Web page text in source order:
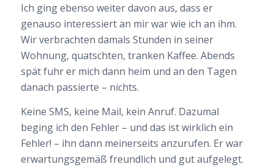
Ich ging ebenso weiter davon aus, dass er
genauso interessiert an mir war wie ich an ihm.
Wir verbrachten damals Stunden in seiner
Wohnung, quatschten, tranken Kaffee. Abends
spät fuhr er mich dann heim und an den Tagen
danach passierte – nichts.
Keine SMS, keine Mail, kein Anruf. Dazumal
beging ich den Fehler – und das ist wirklich ein
Fehler! – ihn dann meinerseits anzurufen. Er war
erwartungsgemäß freundlich und gut aufgelegt.